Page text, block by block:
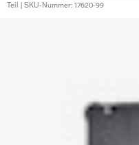
Teil | SKU-Nummer: 17620-99